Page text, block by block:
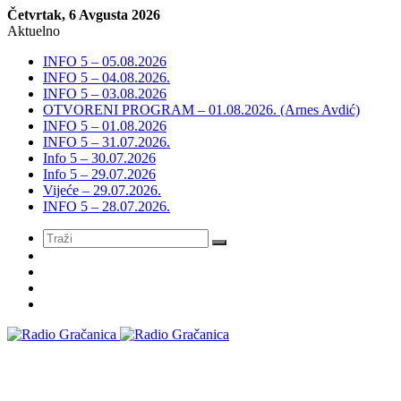
Četvrtak, 6 Avgusta 2026
Aktuelno
INFO 5 – 05.08.2026
INFO 5 – 04.08.2026.
INFO 5 – 03.08.2026
OTVORENI PROGRAM – 01.08.2026. (Arnes Avdić)
INFO 5 – 01.08.2026
INFO 5 – 31.07.2026.
Info 5 – 30.07.2026
Info 5 – 29.07.2026
Vijeće – 29.07.2026.
INFO 5 – 28.07.2026.
Meni